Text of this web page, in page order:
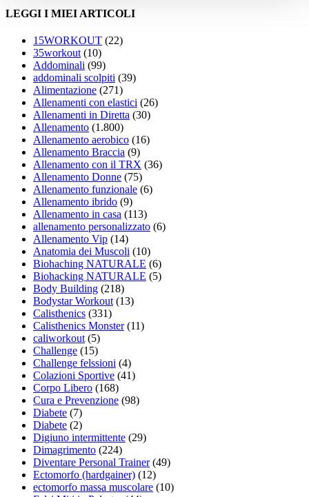
LEGGI I MIEI ARTICOLI
15WORKOUT (22)
35workout(10)
Addominali (99)
addominali scolpiti (39)
Alimentazione (271)
Allenamenti con elastici (26)
Allenamenti in Diretta (30)
Allenamento (1.800)
Allenamento aerobico (16)
Allenamento Braccia (9)
Allenamento con il TRX (36)
Allenamento Donne (75)
Allenamento funzionale (6)
Allenamento ibrido (9)
Allenamento in casa (113)
allenamento personalizzato (6)
Allenamento Vip (14)
Anatomia dei Muscoli (10)
Biohaching NATURALE (6)
Biohacking NATURALE (5)
Body Building (218)
Bodystar Workout(13)
Calisthenics (331)
Calisthenics Monster(11)
caliworkout(5)
Challenge (15)
Challenge felssioni (4)
Colazioni Sportive (41)
Corpo Libero (168)
Cura e Prevenzione (98)
Diabete (7)
Diabete (2)
Digiuno intermittente (29)
Dimagrimento (224)
Diventare Personal Trainer(49)
Ectomorfo (hardgainer) (12)
ectomorfo massa muscolare (10)